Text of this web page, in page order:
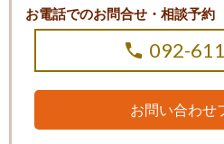
お電話でのお問合せ・相談予約
092-
お問い合わせ